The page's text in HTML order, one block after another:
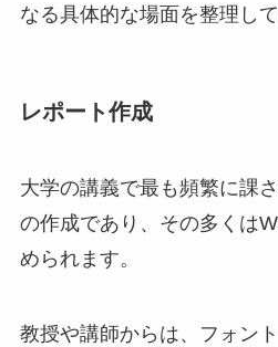
なる具体的な場面を整理し
レポート作成
大学の講義で最も頻繁に課
の作成であり、その多くは
められます。
教授や講師からは、フォン